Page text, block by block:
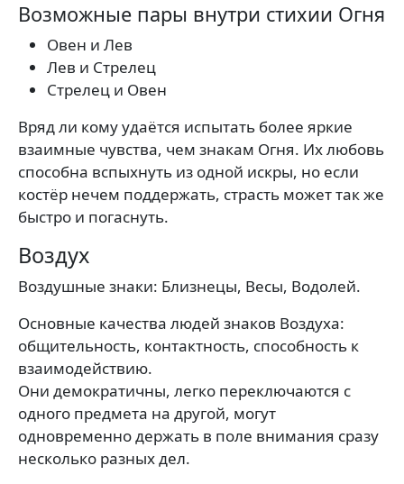
Возможные пары внутри стихии Огня
Овен и Лев
Лев и Стрелец
Стрелец и Овен
Вряд ли кому удаётся испытать более яркие
взаимные чувства, чем знакам Огня. Их любовь
способна вспыхнуть из одной искры, но если
костёр нечем поддержать, страсть может так же
быстро и погаснуть.
Воздух
Воздушные знаки: Близнецы, Весы, Водолей.
Основные качества людей знаков Воздуха:
общительность, контактность, способность к
взаимодействию.
Они демократичны, легко переключаются с
одного предмета на другой, могут
одновременно держать в поле внимания сразу
несколько разных дел.